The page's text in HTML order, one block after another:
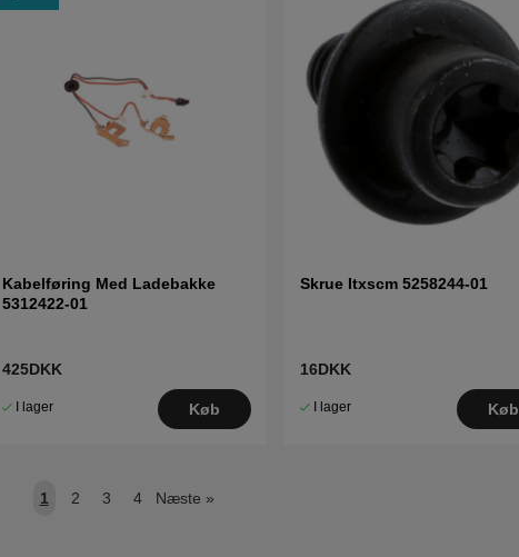
Kabelføring Med Ladebakke
5312422-01
425DKK
I lager Køb
Skrue Itxscm 5258244-01
16DKK
I lager Køb
1 2 3 4 Næste »